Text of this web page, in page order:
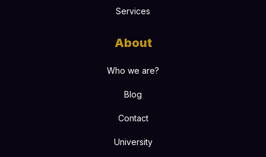
Services
About
Who we are?
Blog
Contact
University